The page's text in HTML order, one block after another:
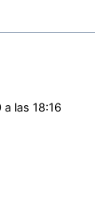
las 18:16